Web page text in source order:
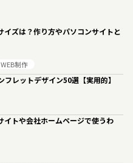
イズは？作り方やパソコンサイトと
WEB制作
フレットデザイン50選【実用的】
イトや会社ホームページで使うわ